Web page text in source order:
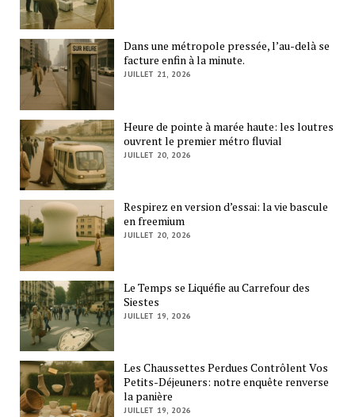
Dans une métropole pressée, l’au-delà se
facture enfin à la minute.
JUILLET 21, 2026
Heure de pointe à marée haute: les loutres
ouvrent le premier métro fluvial
JUILLET 20, 2026
Respirez en version d’essai: la vie bascule
en freemium
JUILLET 20, 2026
Le Temps se Liquéfie au Carrefour des
Siestes
JUILLET 19, 2026
Les Chaussettes Perdues Contrôlent Vos
Petits-Déjeuners: notre enquête renverse
la panière
JUILLET 19, 2026